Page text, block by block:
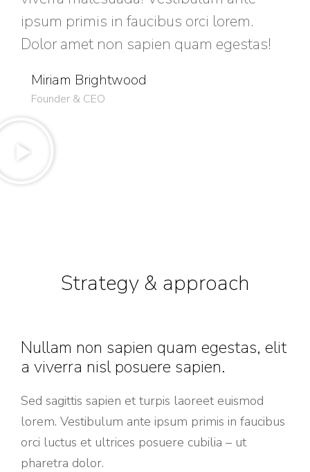
ipsum primis in faucibus orci lorem.
Dolor amet non sapien quam egestas!
Miriam Brightwood
Founder & CEO
Strategy & approach
Nullam non sapien quam egestas, elit
a viverra nisl posuere sapien.
Sed sagittis sapien et turpis laoreet euismod
lorem. Vestibulum ante ipsum primis in faucibus
orci luctus et ultrices posuere cubilia – ut
pharetra dolor.